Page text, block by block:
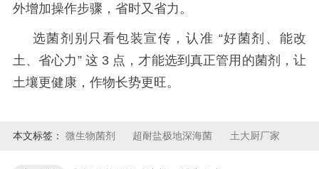
外增加操作步骤，省时又省力。
选菌剂别只看包装宣传，认准 “好菌剂、能改
土、省心力” 这 3 点，才能选到真正管用的菌剂，让
土壤更健康，作物长势更旺。
本文标签： 微生物菌剂 超耐盐极地深海菌 土大厨厂家